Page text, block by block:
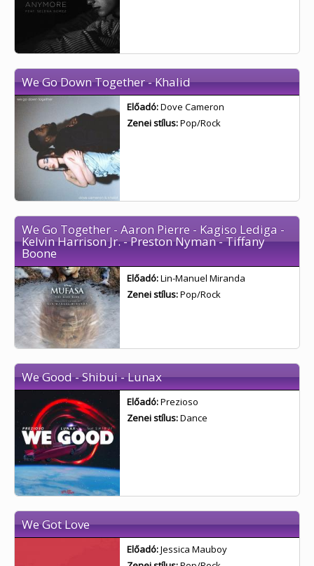
We Go Down Together - Khalid
Előadó:Dove Cameron
Zenei stílus:Pop/Rock
We Go Together - Aaron Pierre - Kagiso Lediga -
Kelvin Harrison Jr. - Preston Nyman - Tiffany
Boone
Előadó:Lin-Manuel Miranda
Zenei stílus:Pop/Rock
We Good - Shibui - Lunax
Előadó:Prezioso
Zenei stílus:Dance
We Got Love
Előadó:Jessica Mauboy